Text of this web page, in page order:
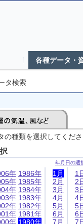
各種データ・
タ検索
の種類を選択してくだ
年月日の選
年
年
年
年
年
年
年
1986年
1985年
1984年
1983年
1982年
1981年
1980年
1月
2月
3月
4月
5月
6月
7月
1
2
3
4
5
6
7